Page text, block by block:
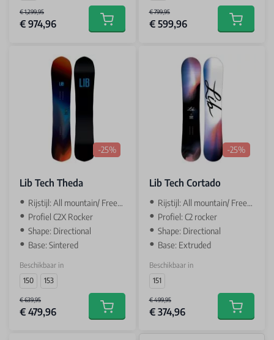
€ 1,299,95
€ 974,96 Add to cart
€ 799,95
€ 599,96 Add to
-25%
Lib Tech Theda
Rijstijl: All mountain/ Freeride
Profiel C2X Rocker
Shape: Directional
Base: Sintered
Beschikbaar in
150
153
€ 639,95
€ 479,96 Add to cart
-25%
Lib Tech Cortado
Rijstijl: All mountain/ Freestyle
Profiel: C2 rocker
Shape: Directional
Base: Extruded
Beschikbaar in
151
€ 499,95
€ 374,96 Add to